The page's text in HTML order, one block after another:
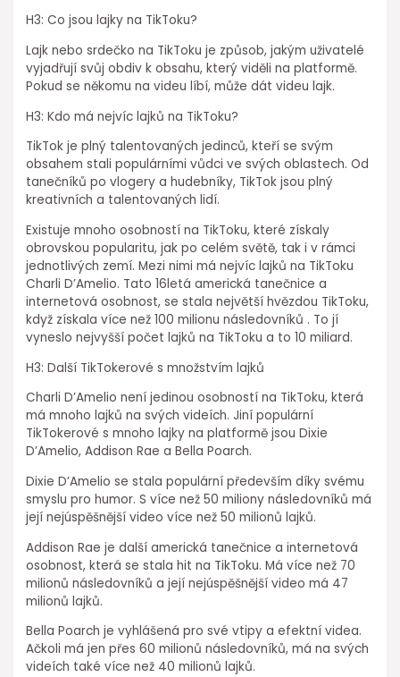
H3: Co jsou lajky na TikToku?
Lajk nebo srdečko na TikToku je způsob, jakým uživatelé
vyjadřují svůj obdiv k obsahu, který viděli na platformě.
Pokud se někomu na videu líbí, může dát videu lajk.
H3: Kdo má nejvíc lajků na TikToku?
TikTok je plný talentovaných jedinců, kteří se svým
obsahem stali populárními vůdci ve svých oblastech. Od
tanečníků po vlogery a hudebníky, TikTok jsou plný
kreativních a talentovaných lidí.
Existuje mnoho osobností na TikToku, které získaly
obrovskou popularitu, jak po celém světě, tak i v rámci
jednotlivých zemí. Mezi nimi má nejvíc lajků na TikToku
Charli D’Amelio. Tato 16letá americká tanečnice a
internetová osobnost, se stala největší hvězdou TikToku,
když získala více než 100 milionu následovníků . To jí
vyneslo nejvyšší počet lajků na TikToku a to 10 miliard.
H3: Další TikTokerové s množstvím lajků
Charli D’Amelio není jedinou osobností na TikToku, která
má mnoho lajků na svých videích. Jiní populární
TikTokerové s mnoho lajky na platformě jsou Dixie
D’Amelio, Addison Rae a Bella Poarch.
Dixie D’Amelio se stala populární především díky svému
smyslu pro humor. S více než 50 miliony následovníků má
její nejúspěšnější video více než 50 milionů lajků.
Addison Rae je další americká tanečnice a internetová
osobnost, která se stala hit na TikToku. Má více než 70
milionů následovníků a její nejúspěšnější video má 47
milionů lajků.
Bella Poarch je vyhlášená pro své vtipy a efektní videa.
Ačkoli má jen přes 60 milionů následovníků, má na svých
videích také více než 40 milionů lajků.